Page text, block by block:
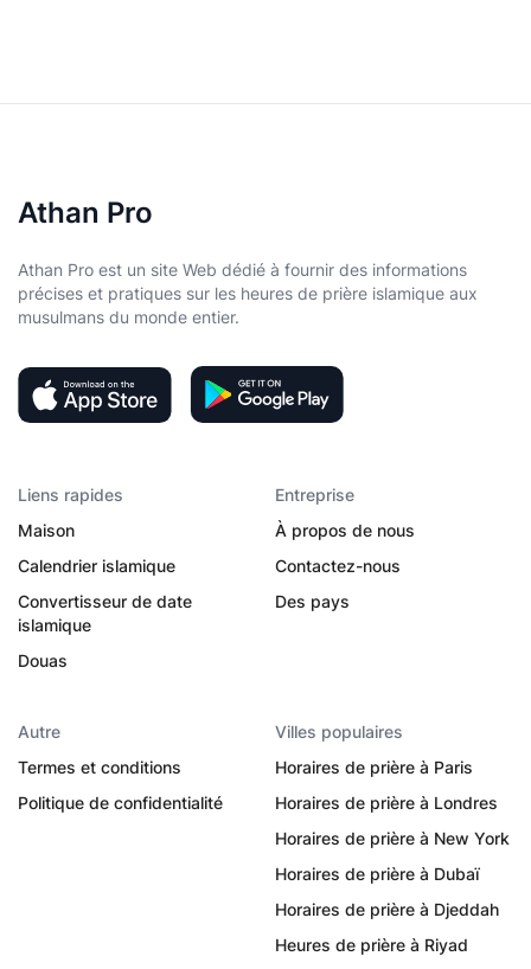
Athan Pro
Athan Pro est un site Web dédié à fournir des informations
précises et pratiques sur les heures de prière islamique aux
musulmans du monde entier.
Liens rapides
Maison
Calendrier islamique
Convertisseur de date
islamique
Douas
Entreprise
À propos de nous
Contactez-nous
Des pays
Autre
Termes et conditions
Politique de confidentialité
Villes populaires
Horaires de prière à Paris
Horaires de prière à Londres
Horaires de prière à New York
Horaires de prière à Dubaï
Horaires de prière à Djeddah
Heures de prière à Riyad